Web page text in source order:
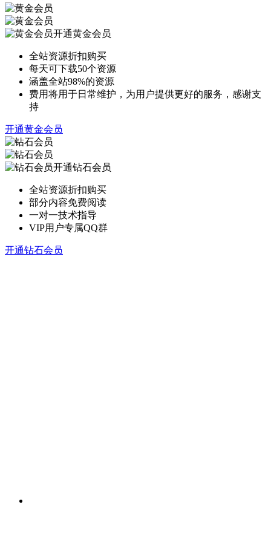
开通黄金会员
全站资源折扣购买
每天可下载50个资源
涵盖全站98%的资源
费用将用于日常维护，为用户提供更好的服务，感谢支
持
开通黄金会员
开通钻石会员
全站资源折扣购买
部分内容免费阅读
一对一技术指导
VIP用户专属QQ群
开通钻石会员